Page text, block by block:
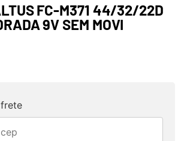
FC-M371 44/32/22D
9V SEM MOVI